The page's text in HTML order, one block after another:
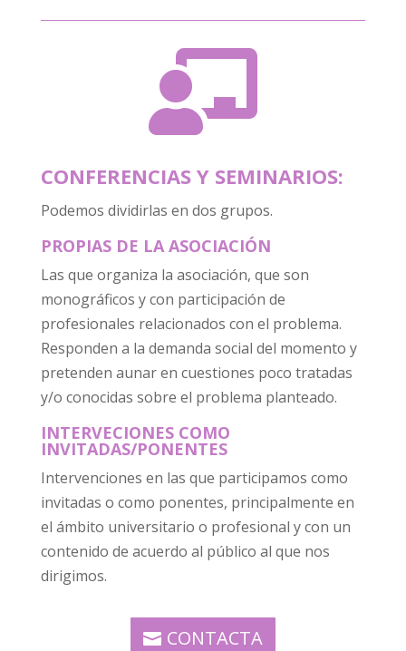

CONFERENCIAS Y SEMINARIOS:
Podemos dividirlas en dos grupos.
PROPIAS DE LA ASOCIACIÓN
Las que organiza la asociación, que son
monográficos y con participación de
profesionales relacionados con el problema.
Responden a la demanda social del momento y
pretenden aunar en cuestiones poco tratadas
y/o conocidas sobre el problema planteado.
INTERVECIONES COMO
INVITADAS/PONENTES
Intervenciones en las que participamos como
invitadas o como ponentes, principalmente en
el ámbito universitario o profesional y con un
contenido de acuerdo al público al que nos
dirigimos.
CONTACTA